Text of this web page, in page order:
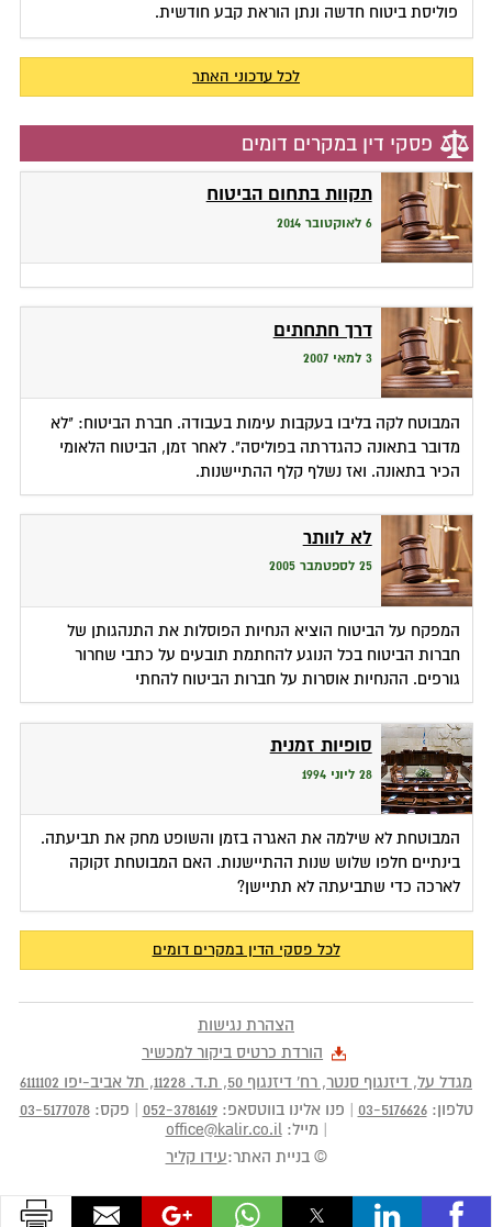
פוליסת ביטוח חדשה ונתן הוראת קבע חודשית.
לכל עדכוני האתר
פסקי דין במקרים דומים
תקוות בתחום הביטוח
6 לאוקטובר 2014
דרך חתחתים
3 למאי 2007
המבוטח לקה בליבו בעקבות עימות בעבודה. חברת הביטוח: "לא
מדובר בתאונה כהגדרתה בפוליסה". לאחר זמן, הביטוח הלאומי
הכיר בתאונה. ואז נשלף קלף ההתיישנות.
לא לוותר
25 לספטמבר 2005
המפקח על הביטוח הוציא הנחיות הפוסלות את התנהגותן של
חברות הביטוח בכל הנוגע להחתמת תובעים על כתבי שחרור
גורפים. ההנחיות אוסרות על חברות הביטוח להחתי
סופיות זמנית
28 ליוני 1994
המבוטחת לא שילמה את האגרה בזמן והשופט מחק את תביעתה.
בינתיים חלפו שלוש שנות ההתיישנות. האם המבוטחת זקוקה
לארכה כדי שתביעתה לא תתיישן?
לכל פסקי הדין במקרים דומים
הצהרת נגישות
הורדת כרטיס ביקור למכשיר
מגדל על, דיזנגוף סנטר, רח' דיזנגוף 50
, ת.ד. 11228
, תל אביב-יפו 6111102
טלפון:03-5176626 פנו אלינו בווטסאפ:052-3781619 פקס:03-5177078
מייל:office@kalir.co.il
© בניית האתר:עידו קליר